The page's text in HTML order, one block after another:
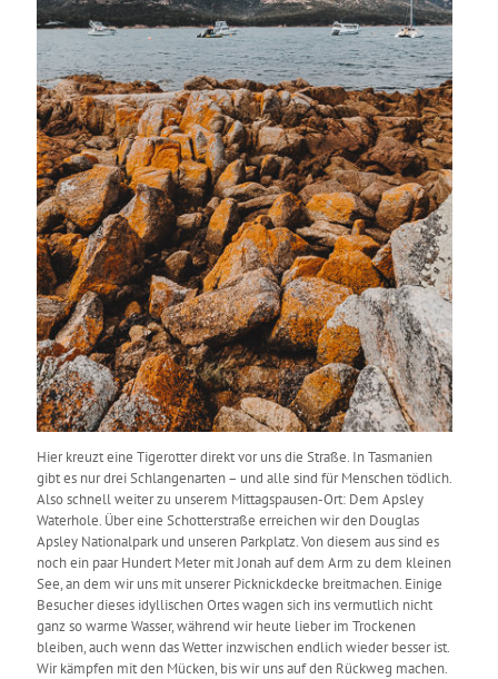
Hier kreuzt eine Tigerotter direkt vor uns die Straße. In Tasmanien
gibt es nur drei Schlangenarten – und alle sind für Menschen tödlich.
Also schnell weiter zu unserem Mittagspausen-Ort: Dem Apsley
Waterhole. Über eine Schotterstraße erreichen wir den Douglas
Apsley Nationalpark und unseren Parkplatz. Von diesem aus sind es
noch ein paar Hundert Meter mit Jonah auf dem Arm zu dem kleinen
See, an dem wir uns mit unserer Picknickdecke breitmachen. Einige
Besucher dieses idyllischen Ortes wagen sich ins vermutlich nicht
ganz so warme Wasser, während wir heute lieber im Trockenen
bleiben, auch wenn das Wetter inzwischen endlich wieder besser ist.
Wir kämpfen mit den Mücken, bis wir uns auf den Rückweg machen.